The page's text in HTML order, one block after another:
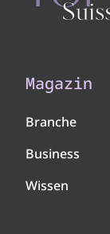
Magazin
Branche
Business
Wissen